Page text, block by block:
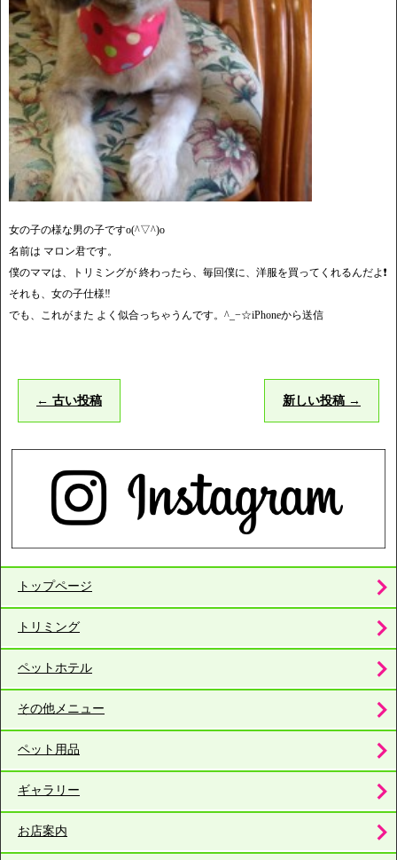
女の子の様な男の子ですo(^▽^)o
名前は マロン君です。
僕のママは、トリミングが 終わったら、毎回僕に、洋服を買ってくれるんだよ❗️
それも、女の子仕様‼️
でも、これがまた よく似合っちゃうんです。^_−☆iPhoneから送信
← 古い投稿 新しい投稿 →
トップページ
トリミング
ペットホテル
その他メニュー
ペット用品
ギャラリー
お店案内